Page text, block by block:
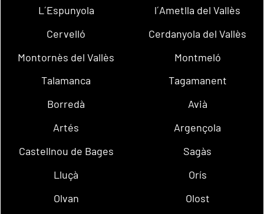
L´Espunyola
l´Ametlla del Vallès
Cervelló
Cerdanyola del Vallès
Montornès del Vallès
Montmeló
Talamanca
Tagamanent
Borredà
Avià
Artés
Argençola
Castellnou de Bages
Sagàs
Lluçà
Orís
Olvan
Olost